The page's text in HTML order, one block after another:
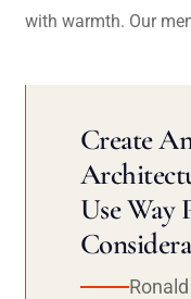
with warmth. Our
Create
Use Way